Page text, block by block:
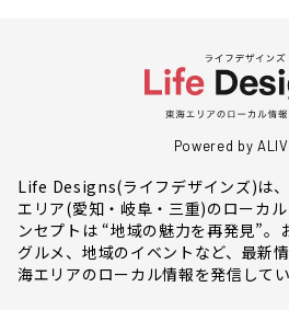
Powered by
Life Designs(ライフデザインズ)は
エリア(愛知・岐阜・三重)のローカ
ンセプトは “地域の魅力を再発見”。
グルメ、地域のイベントなど、最新
海エリアのローカル情報を発信してい